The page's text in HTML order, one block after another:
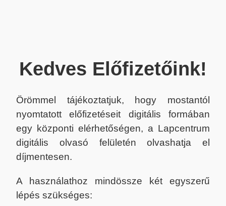
Kedves Előfizetőink!
Örömmel tájékoztatjuk, hogy mostantól
nyomtatott előfizetéseit digitális formában
egy központi elérhetőségen, a Lapcentrum
digitális olvasó felületén olvashatja el
díjmentesen.
A használathoz mindössze két egyszerű
lépés szükséges: